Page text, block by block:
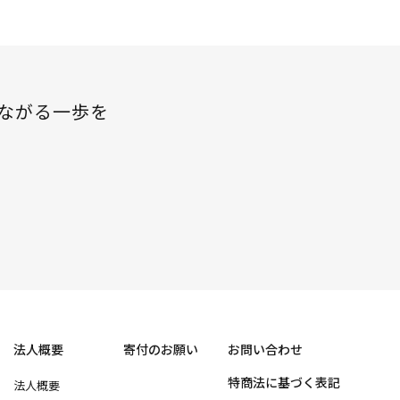
がる一歩を
法人概要
法人概要
寄付のお願い
お問い合わせ
特商法に基づく表記